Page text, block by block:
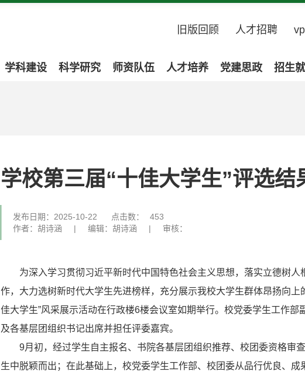
旧版回顾 人才招聘
学科建设 科学研究 师资队伍 人才培养 党建思政 招生
学校第三届“十佳大学生”评选结
发布日期：2025-10-22 点击数：
453
作者：胡诗涵
| 编辑：胡诗涵 | 审核：
为深入学习贯彻习近平新时代中国特色社会主义思想，落实立德树人
作，大力选树新时代大学生先进榜样，充分展示我校大学生群体昂扬向上
佳大学生”风采展示活动在行政楼6楼会议室如期举行。校党委学生工作部
及各基层团组织书记出席并担任评委嘉宾。
9月初，经过学生自主报名、书院各基层团组织推荐、校团委资格审
生中脱颖而出；在此基础上，校党委学生工作部、校团委从品行优良、